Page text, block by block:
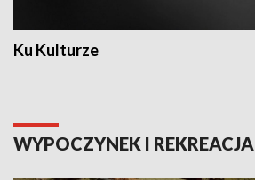
Ku Kulturze
WYPOCZYNEK I REKREACJA